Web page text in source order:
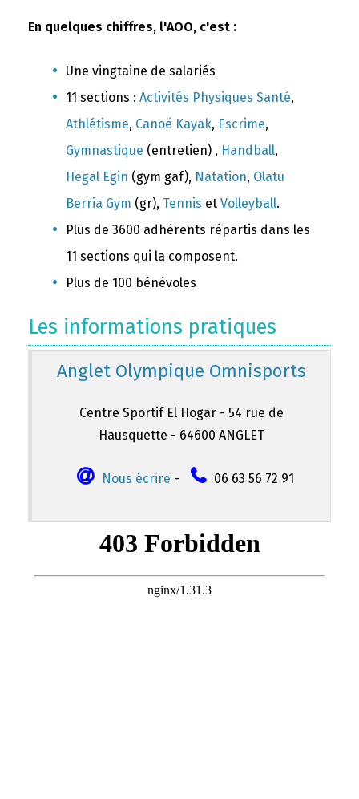
En quelques chiffres, l'AOO, c'est :
Une vingtaine de salariés
11 sections : Activités Physiques Santé,
Athlétisme, Canoë Kayak, Escrime,
Gymnastique (entretien) , Handball,
Hegal Egin (gym gaf), Natation, Olatu
Berria Gym (gr), Tennis et Volleyball.
Plus de 3600 adhérents répartis dans les
11 sections qui la composent.
Plus de 100 bénévoles
Les informations pratiques
Anglet Olympique Omnisports
Centre Sportif El Hogar - 54 rue de
Hausquette - 64600 ANGLET
Nous écrire - 06 63 56 72 91